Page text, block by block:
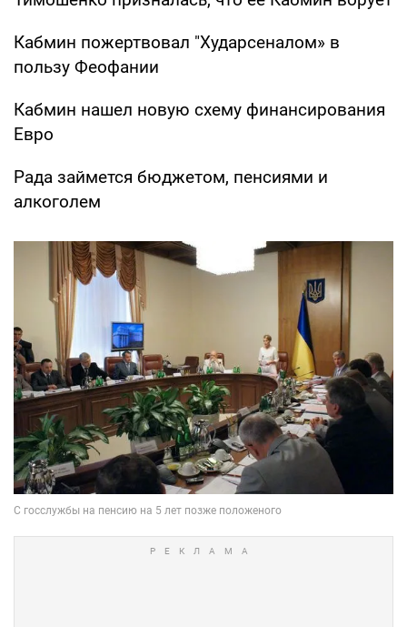
Кабмин пожертвовал "Хударсеналом» в
пользу Феофании
Кабмин нашел новую схему финансирования
Евро
Рада займется бюджетом, пенсиями и
алкоголем